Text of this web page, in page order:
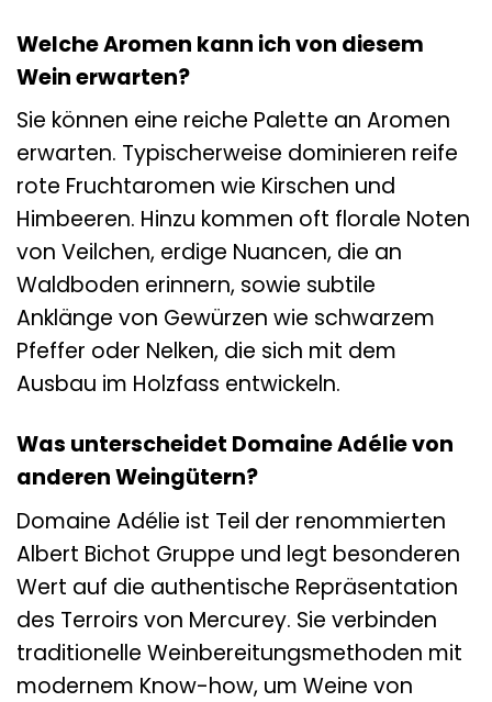
Welche Aromen kann ich von diesem
Wein erwarten?
Sie können eine reiche Palette an Aromen
erwarten. Typischerweise dominieren reife
rote Fruchtaromen wie Kirschen und
Himbeeren. Hinzu kommen oft florale Noten
von Veilchen, erdige Nuancen, die an
Waldboden erinnern, sowie subtile
Anklänge von Gewürzen wie schwarzem
Pfeffer oder Nelken, die sich mit dem
Ausbau im Holzfass entwickeln.
Was unterscheidet Domaine Adélie von
anderen Weingütern?
Domaine Adélie ist Teil der renommierten
Albert Bichot Gruppe und legt besonderen
Wert auf die authentische Repräsentation
des Terroirs von Mercurey. Sie verbinden
traditionelle Weinbereitungsmethoden mit
modernem Know-how, um Weine von